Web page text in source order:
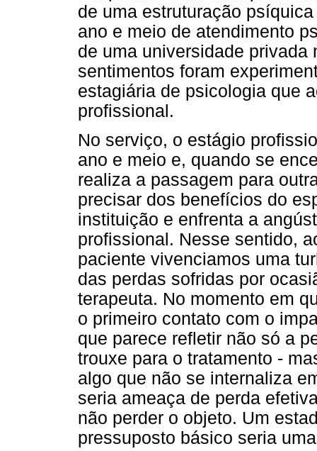
de uma estruturação
ano e meio de atendimento
de uma universidade privada
sentimentos foram
estagiária de psicologia que
profissional.
No serviço, o estágio
ano e meio e, quando se
realiza a passagem para
precisar dos benefícios do
instituição e enfrenta a
profissional. Nesse sentido,
paciente vivenciamos uma
das perdas sofridas por
terapeuta. No momento em
o primeiro contato com o
que parece refletir não só a
trouxe para o tratamento -
algo que não se internaliza
seria ameaça de perda
não perder o objeto. Um
pressuposto básico seria